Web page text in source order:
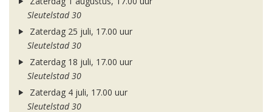
Sleutelstad 30
Zaterdag 25 juli, 17.00 uur
Sleutelstad 30
Zaterdag 18 juli, 17.00 uur
Sleutelstad 30
Zaterdag 4 juli, 17.00 uur
Sleutelstad 30